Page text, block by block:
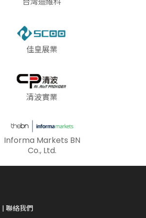
佳皇展業
清波實業
Informa Markets BN
Co., Ltd.
| 聯絡我們